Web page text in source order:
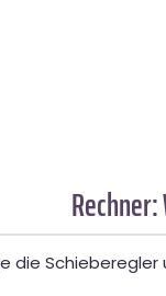
die